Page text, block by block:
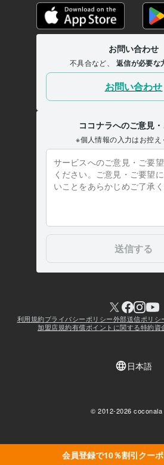
会員登録で10％割引クー